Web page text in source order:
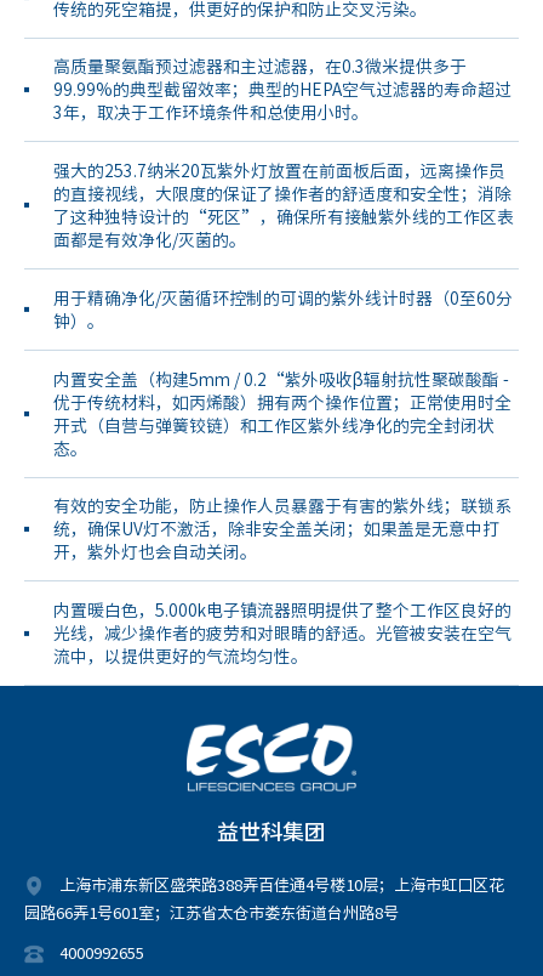
传统的死空箱提，供更好的保护和防止交叉污染。
高质量聚氨酯预过滤器和主过滤器，在0.3微米提供多于
99.99%的典型截留效率；典型的HEPA空气过滤器的寿命超过
3年，取决于工作环境条件和总使用小时。
强大的253.7纳米20瓦紫外灯放置在前面板后面，远离操作员
的直接视线，大限度的保证了操作者的舒适度和安全性；消除
了这种独特设计的“死区”，确保所有接触紫外线的工作区表
面都是有效净化/灭菌的。
用于精确净化/灭菌循环控制的可调的紫外线计时器（0至60分
钟）。
内置安全盖（构建5mm / 0.2“紫外吸收β辐射抗性聚碳酸酯 -
优于传统材料，如丙烯酸）拥有两个操作位置；正常使用时全
开式（自营与弹簧铰链）和工作区紫外线净化的完全封闭状
态。
有效的安全功能，防止操作人员暴露于有害的紫外线；联锁系
统，确保UV灯不激活，除非安全盖关闭；如果盖是无意中打
开，紫外灯也会自动关闭。
内置暖白色，5.000k电子镇流器照明提供了整个工作区良好的
光线，减少操作者的疲劳和对眼睛的舒适。光管被安装在空气
流中，以提供更好的气流均匀性。
益世科集团
上海市浦东新区盛荣路388弄百佳通4号楼10层；上海市虹口区花
园路66弄1号601室；江苏省太仓市娄东街道台州路8号
4000992655